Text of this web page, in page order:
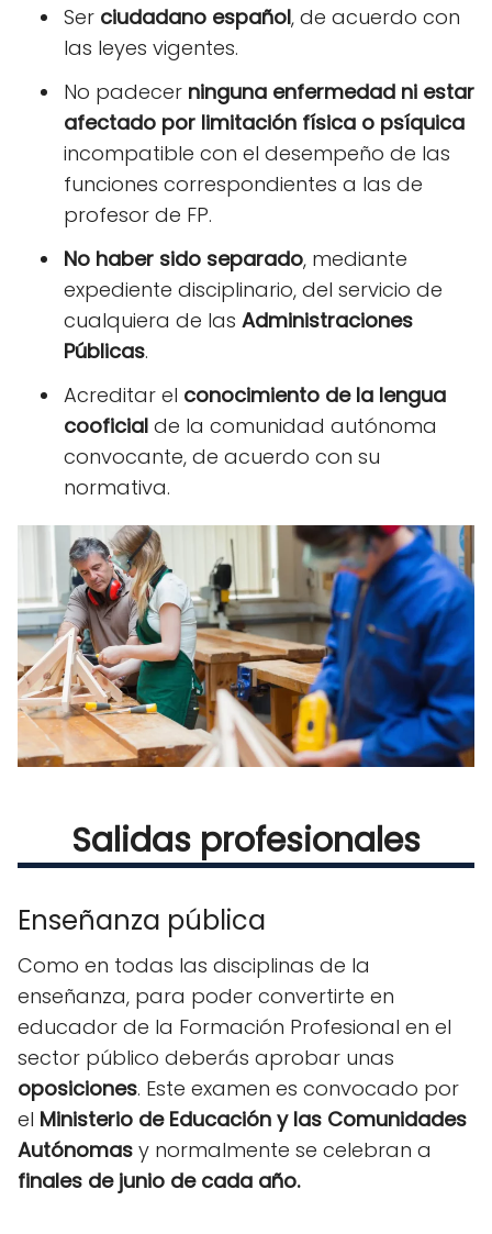
Ser ciudadano español, de acuerdo con
las leyes vigentes.
No padecer ninguna enfermedad ni estar
afectado por limitación física o psíquica
incompatible con el desempeño de las
funciones correspondientes a las de
profesor de FP.
No haber sido separado, mediante
expediente disciplinario, del servicio de
cualquiera de las Administraciones
Públicas.
Acreditar el conocimiento de la lengua
cooficial de la comunidad autónoma
convocante, de acuerdo con su
normativa.
Salidas profesionales
Enseñanza pública
Como en todas las disciplinas de la
enseñanza, para poder convertirte en
educador de la Formación Profesional en el
sector público deberás aprobar unas
oposiciones. Este examen es convocado por
el Ministerio de Educación y las Comunidades
Autónomas y normalmente se celebran a
finales de junio de cada año.